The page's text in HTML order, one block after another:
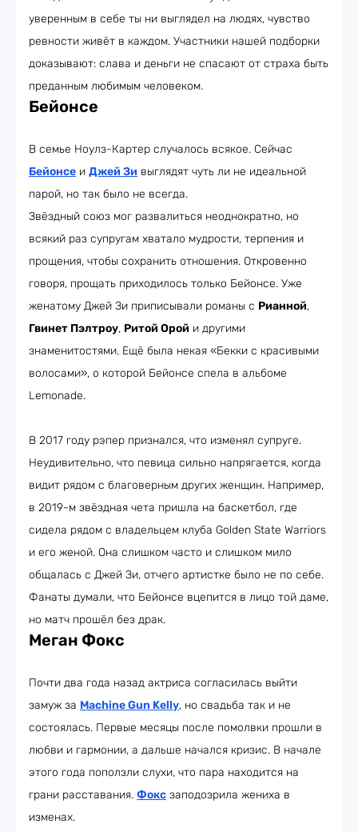
уверенным в себе ты ни выглядел на людях, чувство
ревности живёт в каждом. Участники нашей подборки
доказывают: слава и деньги не спасают от страха быть
преданным любимым человеком.
Бейонсе
В семье Ноулз-Картер случалось всякое. Сейчас
Бейонсе и Джей Зи выглядят чуть ли не идеальной
парой, но так было не всегда.
Звёздный союз мог развалиться неоднократно, но
всякий раз супругам хватало мудрости, терпения и
прощения, чтобы сохранить отношения. Откровенно
говоря, прощать приходилось только Бейонсе. Уже
женатому Джей Зи приписывали романы с Рианной,
Гвинет Пэлтроу, Ритой Орой и другими
знаменитостями. Ещё была некая «Бекки с красивыми
волосами», о которой Бейонсе спела в альбоме
Lemonade.
В 2017 году рэпер признался, что изменял супруге.
Неудивительно, что певица сильно напрягается, когда
видит рядом с благоверным других женщин. Например,
в 2019-м звёздная чета пришла на баскетбол, где
сидела рядом с владельцем клуба Golden State Warriors
и его женой. Она слишком часто и слишком мило
общалась с Джей Зи, отчего артистке было не по себе.
Фанаты думали, что Бейонсе вцепится в лицо той даме,
но матч прошёл без драк.
Меган Фокс
Почти два года назад актриса согласилась выйти
замуж за Machine Gun Kelly, но свадьба так и не
состоялась. Первые месяцы после помолвки прошли в
любви и гармонии, а дальше начался кризис. В начале
этого года поползли слухи, что пара находится на
грани расставания. Фокс заподозрила жениха в
изменах.